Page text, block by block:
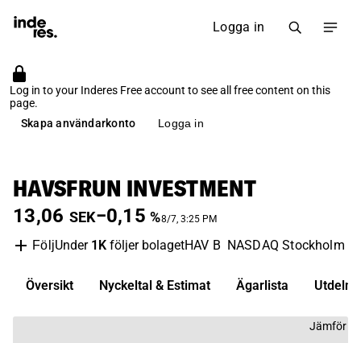
Logga in
Log in to your Inderes Free account to see all free content on this
page.
Skapa användarkonto
Logga in
HAVSFRUN INVESTMENT
13,06 SEK−0,15 %8/7, 3:25 PM
FöljUnder 1K följer bolagetHAV B NASDAQ Stockholm
Översikt Nyckeltal & Estimat Ägarlista
Jämför